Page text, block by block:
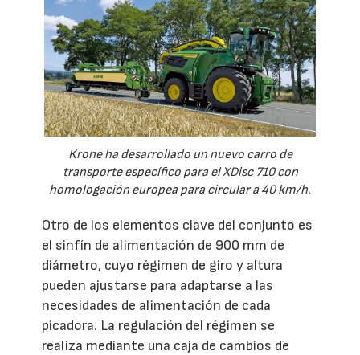
Krone ha desarrollado un nuevo carro de
transporte específico para el XDisc 710 con
homologación europea para circular a 40 km/h.
Otro de los elementos clave del conjunto es
el sinfín de alimentación de 900 mm de
diámetro, cuyo régimen de giro y altura
pueden ajustarse para adaptarse a las
necesidades de alimentación de cada
picadora. La regulación del régimen se
realiza mediante una caja de cambios de